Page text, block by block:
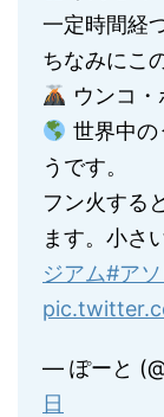
一定時間経
ちなみにこ
ウンコ・
世界中の
うです。
フン火する
ます。小さ
ジアム#ア
— ぽーと
日